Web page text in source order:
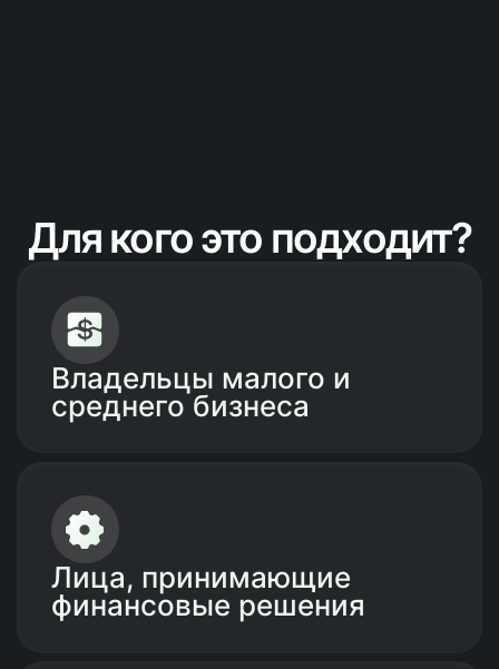
Для кого это подходит?
Владельцы малого и
среднего бизнеса
Лица, принимающие
финансовые решения